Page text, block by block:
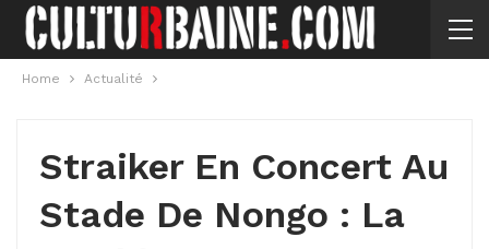
Home Actualité
Straiker En Concert Au
Stade De Nongo : La